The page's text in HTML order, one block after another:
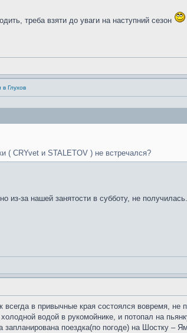
треба взяти до уваги на наступний сезон
в Глухов
( CRYvet и STALETOV ) не встречался?
из-за нашей занятости в субботу, не
всегда в привычные края состоялся вовремя,
водой в рукомойнике, и потопал на
запланирована поездка(по погоде) на Шостку –